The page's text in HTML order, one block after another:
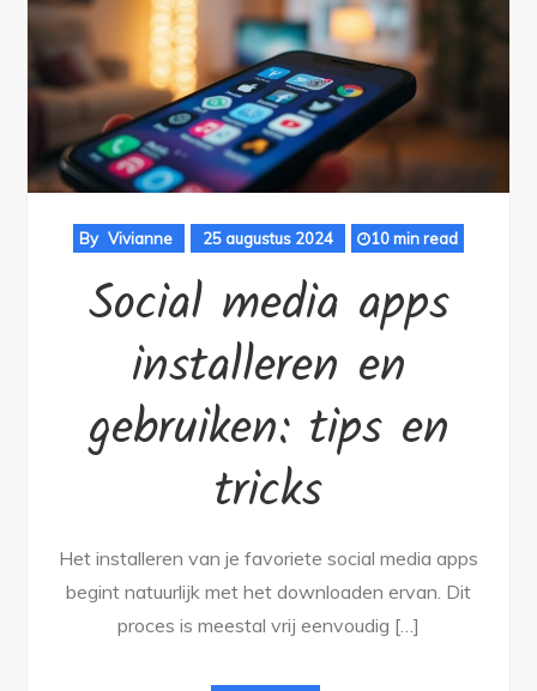
By Vivianne 25 augustus 2024 10 min read
Social media apps
installeren en
gebruiken: tips en
tricks
Het installeren van je favoriete social media apps
begint natuurlijk met het downloaden ervan. Dit
proces is meestal vrij eenvoudig […]